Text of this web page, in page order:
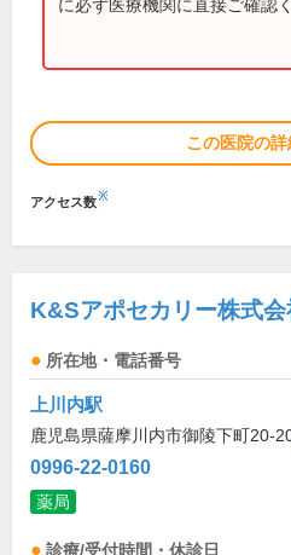
に必ず医療機関に直接ご確認
この医院の
アクセス数※
K&Sアポセカリー株式
所在地・電話番号
上川内駅
鹿児島県薩摩川内市御陵下町20-
0996-22-0160
薬局
診療/受付時間・休診日